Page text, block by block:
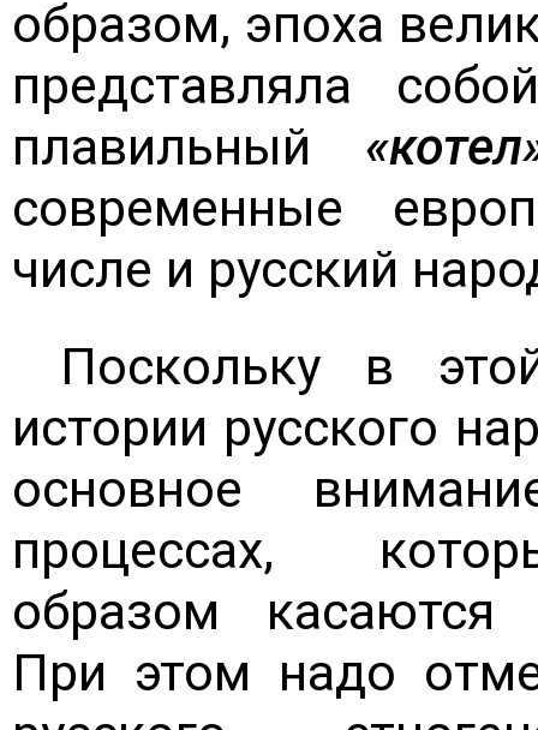
образом, эпоха
представляла
плавильный
современные
числе и русский
Поскольку в
истории русского
основное
процессах,
образом касаются
При этом надо